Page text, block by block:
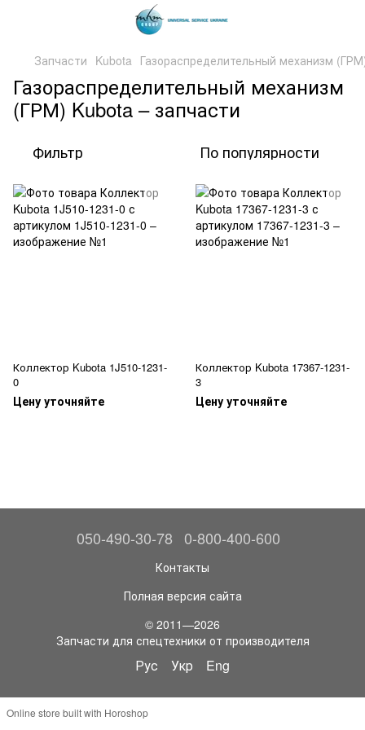
Запчасти Kubota Газораспределительный механизм
Газораспределительный механизм
(ГРМ) Kubota – запчасти
Фильтр По популярности
Коллектор Kubota 1J510-1231-
0
Цену уточняйте
Коллектор Kubota 17367-1231-
3
Цену уточняйте
050-490-30-78 0-800-400-600
Контакты
Полная версия сайта
© 2011—2026
Запчасти для спецтехники от производителя
Рус Укр Eng
Online store built with Horoshop